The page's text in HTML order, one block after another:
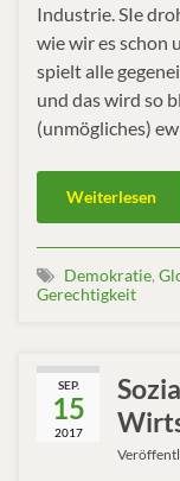
Industrie. SIe
wie wir es schon
spielt alle
und das wird so
(unmögliches)
Weiterlesen
Demokratie,
Gerechtigkeit
SEP.
15
2017